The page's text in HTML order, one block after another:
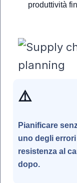
produttività
⚠️
Pianificare
uno degli
resistenza al
dopo.